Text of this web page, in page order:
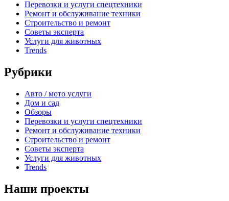
Перевозки и услуги спецтехники
Ремонт и обслуживание техники
Строительство и ремонт
Советы эксперта
Услуги для животных
Trends
Рубрики
Авто / мото услуги
Дом и сад
Обзоры
Перевозки и услуги спецтехники
Ремонт и обслуживание техники
Строительство и ремонт
Советы эксперта
Услуги для животных
Trends
Наши проекты